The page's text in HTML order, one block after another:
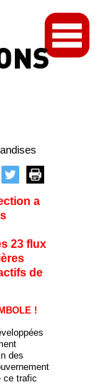
a
23 flux
de
!
des
ce trafic